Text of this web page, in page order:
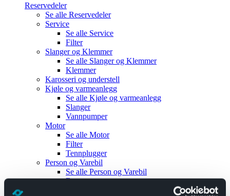
Reservedeler
Se alle Reservedeler
Service
Se alle Service
Filter
Slanger og Klemmer
Se alle Slanger og Klemmer
Klemmer
Karosseri og understell
Kjøle og varmeanlegg
Se alle Kjøle og varmeanlegg
Slanger
Vannpumper
Motor
Se alle Motor
Filter
Tennplugger
Person og Varebil
Se alle Person og Varebil
Brems